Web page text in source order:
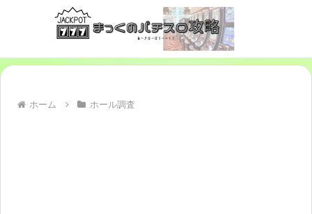
ホーム ホール調査